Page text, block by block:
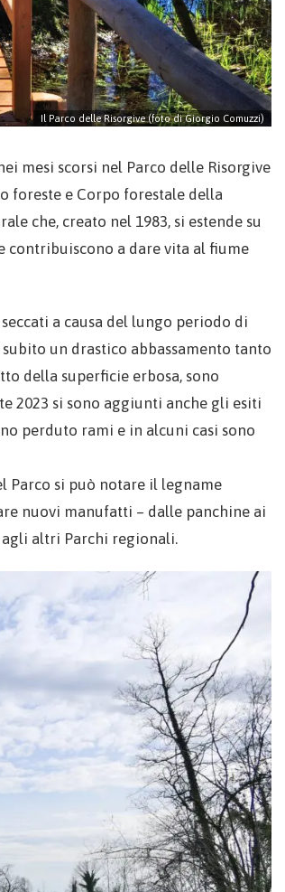
Il Parco delle Risorgive (foto di Giorgio Comuzzi)
mesi scorsi nel Parco delle Risorgive
foreste e Corpo forestale della
che, creato nel 1983, si estende su
contribuiscono a dare vita al fiume
a causa del lungo periodo di
un drastico abbassamento tanto
della superficie erbosa, sono
2023 si sono aggiunti anche gli esiti
perduto rami e in alcuni casi sono
Parco si può notare il legname
nuovi manufatti – dalle panchine ai
agli altri Parchi regionali.